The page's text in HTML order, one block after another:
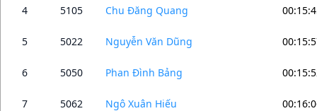
4 5105 Chu Đăng Quang
5 5022 Nguyễn Văn Dũng
6 5050 Phan Đình Bảng
7 5062 Ngô Xuân Hiếu